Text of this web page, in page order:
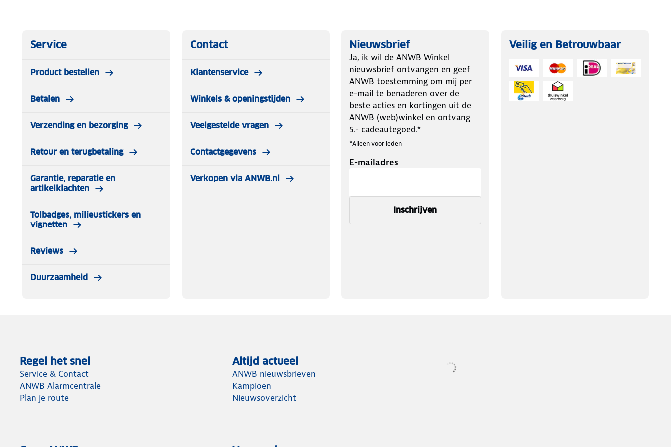
ideaal voor iedereen die op zoek is naar duurzame, veelzijdige en krachtige verlichting voor
Service
Product bestellen
Betalen
Verzending en bezorging
Retour en terugbetaling
Garantie, reparatie en
artikelklachten
Tolbadges, milieustickers en
vignetten
Reviews
Duurzaamheid
Contact
Klantenservice
Winkels & openingstijden
Veelgestelde vragen
Contactgegevens
Verkopen via ANWB.nl
Nieuwsbrief
Ja, ik wil de ANWB Winkel
nieuwsbrief ontvangen en geef
ANWB toestemming om mij per
e-mail te benaderen over de
beste acties en kortingen uit de
ANWB (web)winkel en ontvang
5.- cadeautegoed.*
*Alleen voor leden
E-mailadres
Inschrijven
Veilig en Betrouwbaar
Regel het snel
Service & Contact
ANWB Alarmcentrale
Plan je route
Altijd actueel
ANWB nieuwsbrieven
Kampioen
Nieuwsoverzicht